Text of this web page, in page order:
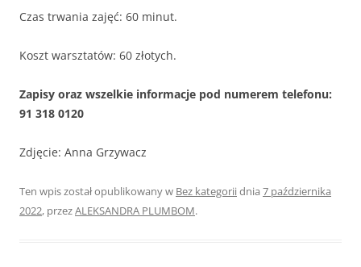
Czas trwania zajęć: 60 minut.
Koszt warsztatów: 60 złotych.
Zapisy oraz wszelkie informacje pod numerem telefonu:
91 318 0120
Zdjęcie: Anna Grzywacz
Ten wpis został opublikowany w Bez kategoriidnia 7 października
2022, przezALEKSANDRA PLUMBOM.